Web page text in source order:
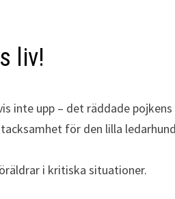
liv!
inte upp – det räddade pojkens
för den lilla
i kritiska situationer.